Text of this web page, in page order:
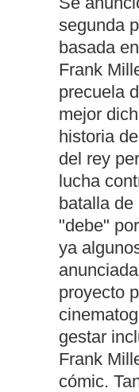
segunda
basada
Frank
precuela
mejor
historia
del rey
lucha
batalla de
"debe"
ya
proyecto
gestar
Frank
cómic.